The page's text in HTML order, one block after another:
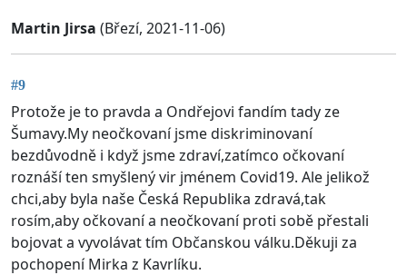
Martin Jirsa (Březí, 2021-11-06)
#9
Protože je to pravda a Ondřejovi fandím tady ze
Šumavy.My neočkovaní jsme diskriminovaní
bezdůvodně i když jsme zdraví,zatímco očkovaní
roznáší ten smyšlený vir jménem Covid19. Ale jelikož
chci,aby byla naše Česká Republika zdravá,tak
rosím,aby očkovaní a neočkovaní proti sobě přestali
bojovat a vyvolávat tím Občanskou válku.Děkuji za
pochopení Mirka z Kavrlíku.